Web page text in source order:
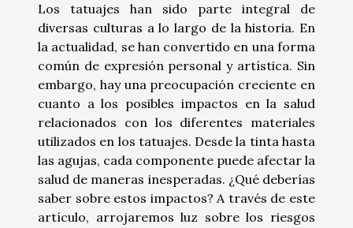
Los tatuajes han sido parte integral de
diversas culturas a lo largo de la historia. En
la actualidad, se han convertido en una forma
común de expresión personal y artística. Sin
embargo, hay una preocupación creciente en
cuanto a los posibles impactos en la salud
relacionados con los diferentes materiales
utilizados en los tatuajes. Desde la tinta hasta
las agujas, cada componente puede afectar la
salud de maneras inesperadas. ¿Qué deberías
saber sobre estos impactos? A través de este
artículo, arrojaremos luz sobre los riesgos